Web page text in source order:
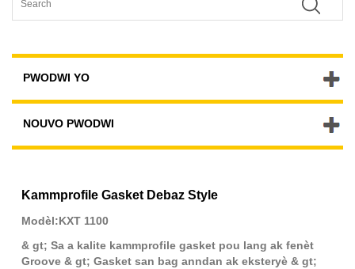
PWODWI YO
NOUVO PWODWI
Kammprofile Gasket Debaz Style
Modèl:KXT 1100
& gt; Sa a kalite kammprofile gasket pou lang ak fenèt
Groove & gt; Gasket san bag anndan ak eksteryè & gt;